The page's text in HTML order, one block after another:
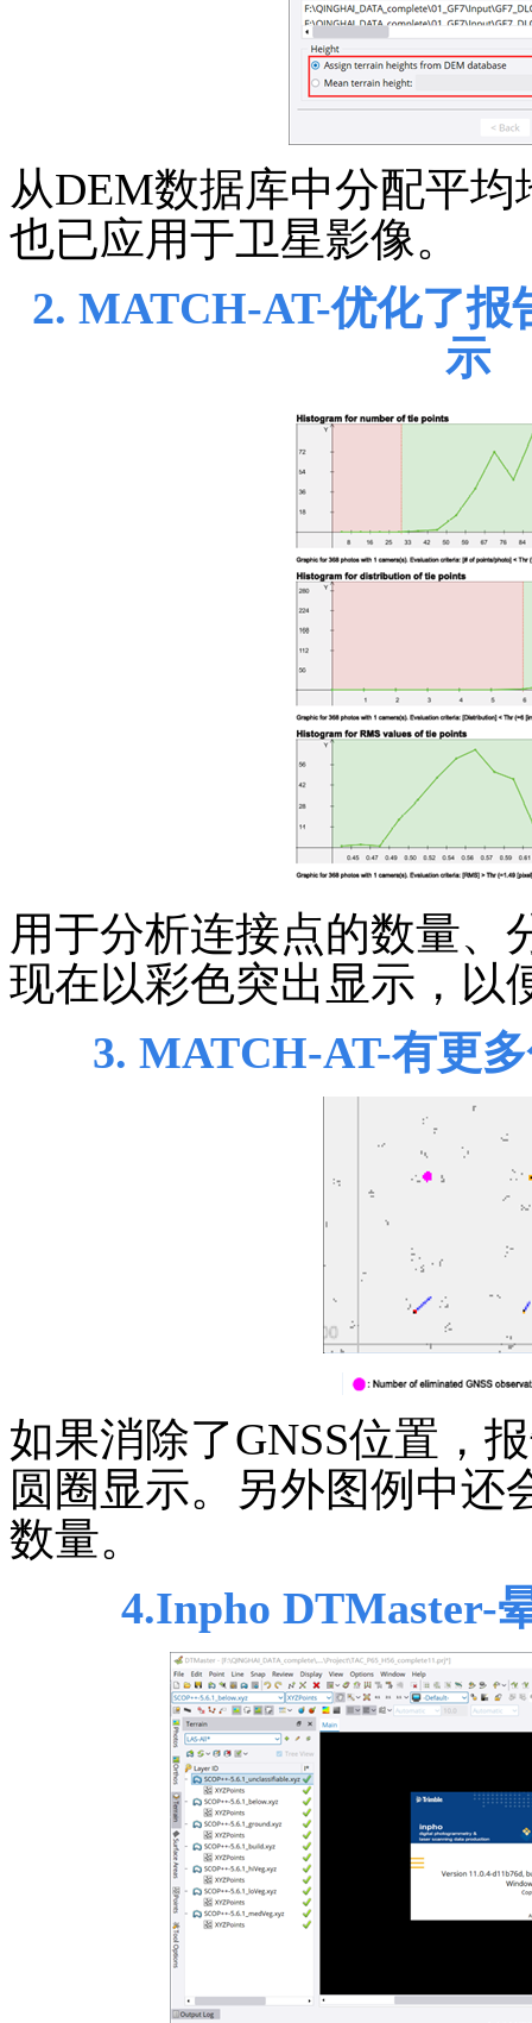
从DEM数据库中分配平
也已应用于卫星影像。
2. MATCH-AT-优化了报
示
用于分析连接点的数量、
现在以彩色突出显示，以
3. MATCH-AT-有更
如果消除了GNSS位置，
圆圈显示。另外图例中还
数量。
4.Inpho DTMaster-